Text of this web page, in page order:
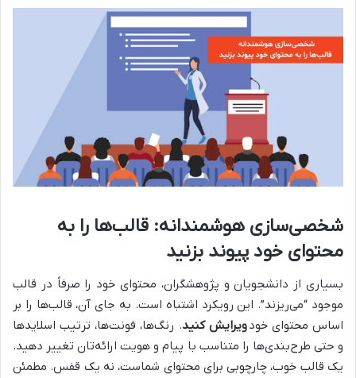
شخصی‌سازی هوشمندانه: قالب‌ها را به
محتوای خود پیوند بزنید
بسیاری از دانشجویان و پژوهشگران، محتوای خود را صرفاً در قالب
موجود “می‌ریزند”. این رویکرد اشتباه است. به جای آن، قالب‌ها را بر
اساس محتوای خودویرایش کنید. رنگ‌ها، فونت‌ها، ترتیب اسلایدها
و حتی طرح‌بندی‌ها را متناسب با پیام و هویت ارائه‌تان تغییر دهید.
یک قالب خوب، چارچوبی برای محتوای شماست، نه یک قفس. مطمئن